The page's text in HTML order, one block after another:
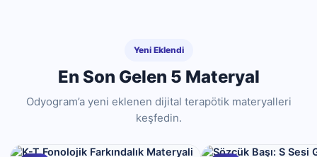
Yeni Eklendi
En Son Gelen 5 Materyal
Odyogram’a yeni eklenen dijital terapötik materyalleri
keşfedin.